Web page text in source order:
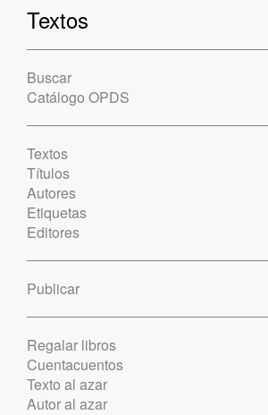
Textos
Buscar
Catálogo OPDS
Textos
Títulos
Autores
Etiquetas
Editores
Publicar
Regalar libros
Cuentacuentos
Texto al azar
Autor al azar